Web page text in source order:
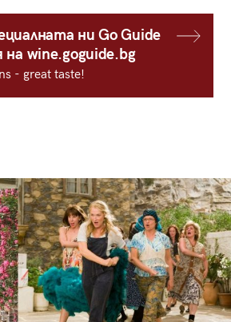
ни Go Guide
на wine.goguide.bg
- great taste!